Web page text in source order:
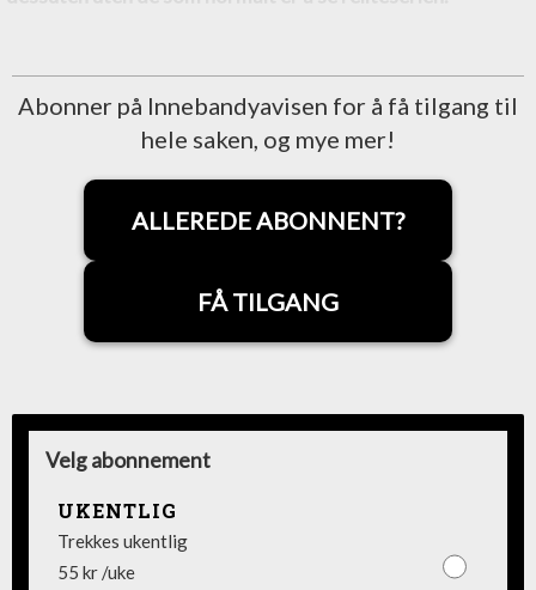
Abonner på Innebandyavisen for å få tilgang til
hele saken, og mye mer!
ALLEREDE ABONNENT?
FÅ TILGANG
Velg abonnement
UKENTLIG
Trekkes ukentlig
55 kr /uke